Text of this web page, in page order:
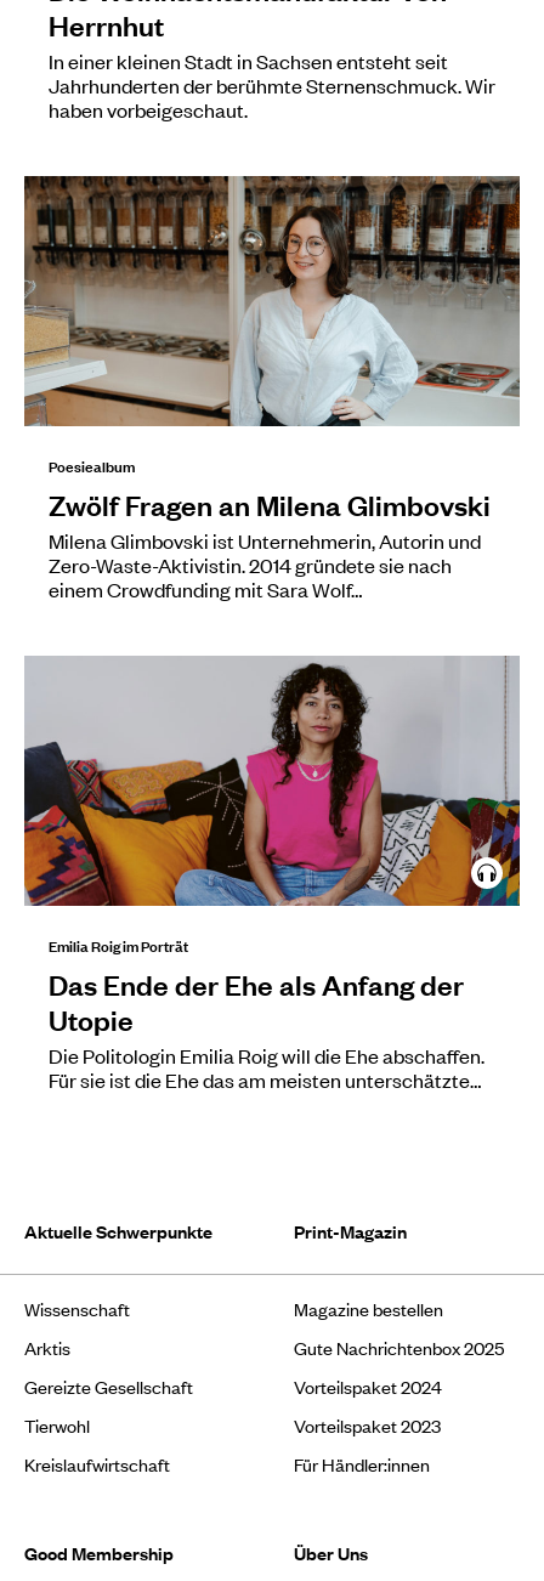
Herrnhut
In einer kleinen Stadt in Sachsen entsteht seit
Jahrhunderten der berühmte Sternenschmuck. Wir
haben vorbeigeschaut.
Poesiealbum
Zwölf Fragen an Milena Glimbovski
Milena Glimbovski ist Unternehmerin, Autorin und
Zero-Waste-Aktivistin. 2014 gründete sie nach
einem Crowdfunding mit Sara Wolf…
Emilia Roig im Porträt
Das Ende der Ehe als Anfang der
Utopie
Die Politologin Emilia Roig will die Ehe abschaffen.
Für sie ist die Ehe das am meisten unterschätzte…
Aktuelle Schwerpunkte
Wissenschaft
Arktis
Gereizte Gesellschaft
Tierwohl
Kreislaufwirtschaft
Print-Magazin
Magazine bestellen
Gute Nachrichtenbox 2025
Vorteilspaket 2024
Vorteilspaket 2023
Für Händler:innen
Good Membership Über Uns